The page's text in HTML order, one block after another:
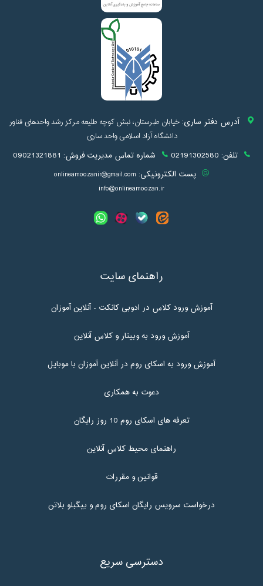
آدرس دفتر ساری:خیابان طبرستان، نبش کوچه طلیعه مرکز رشد واحدهای فناور
دانشگاه آزاد اسلامی واحد ساری
تلفن: 02191302580 شماره تماس مدیریت فروش: 09021321881
پست الکترونیکی: onlineamoozanir@gmail.com
info@onlineamoozan.ir
راهنمای سایت
آموزش ورود کلاس در ادوبی کانکت - آنلاین آموزان
آموزش ورود به وبینار و کلاس آنلاین
آموزش ورود به اسکای روم در آنلاین آموزان با موبایل
دعوت به همکاری
تعرفه های اسکای روم 10 روز رایگان
راهنمای محیط کلاس آنلاین
قوانین و مقررات
درخواست سرویس رایگان اسکای روم و بیگبلو بلاتن
دسترسی سریع